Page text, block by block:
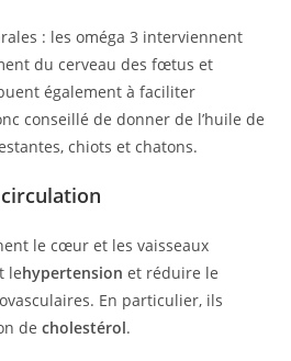
: les oméga 3 interviennent
du cerveau des fœtus et
également à faciliter
conseillé de donner de l’huile de
chiots et chatons.
le cœur et les vaisseaux
lehypertension et réduire le
En particulier, ils
decholestérol.